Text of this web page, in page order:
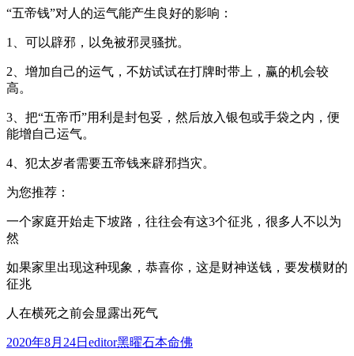
“五帝钱”对人的运气能产生良好的影响：
1、可以辟邪，以免被邪灵骚扰。
2、增加自己的运气，不妨试试在打牌时带上，赢的机会较
高。
3、把“五帝币”用利是封包妥，然后放入银包或手袋之内，便
能增自己运气。
4、犯太岁者需要五帝钱来辟邪挡灾。
为您推荐：
一个家庭开始走下坡路，往往会有这3个征兆，很多人不以为
然
如果家里出现这种现象，恭喜你，这是财神送钱，要发横财的
征兆
人在横死之前会显露出死气
发
2020年8月24日 作
editor分
黑曜石本命佛